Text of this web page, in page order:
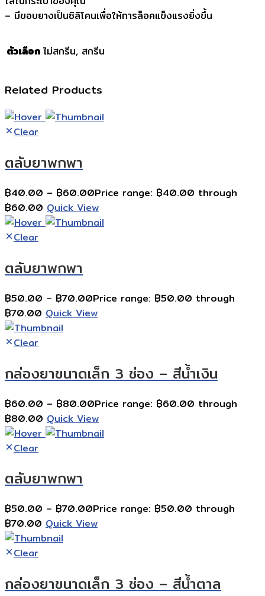
– มีขอบยางเป็นซิลิโคนเพื่อให้การล็อคแข็งแรงยิ่งขึ้น
ตัวเลือก ไม่สกรีน, สกรีน
Related Products
Clear
ตลับยาพกพา
฿40.00 – ฿60.00Price range: ฿40.00 through
฿60.00 Quick View
Clear
ตลับยาพกพา
฿50.00 – ฿70.00Price range: ฿50.00 through
฿70.00 Quick View
Clear
กล่องยาขนาดเล็ก 3 ช่อง – สีนํ้าเงิน
฿60.00 – ฿80.00Price range: ฿60.00 through
฿80.00 Quick View
Clear
ตลับยาพกพา
฿50.00 – ฿70.00Price range: ฿50.00 through
฿70.00 Quick View
Clear
กล่องยาขนาดเล็ก 3 ช่อง – สีนํ้าตาล